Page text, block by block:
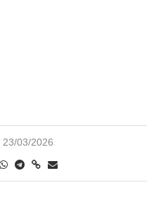
23/03/2026